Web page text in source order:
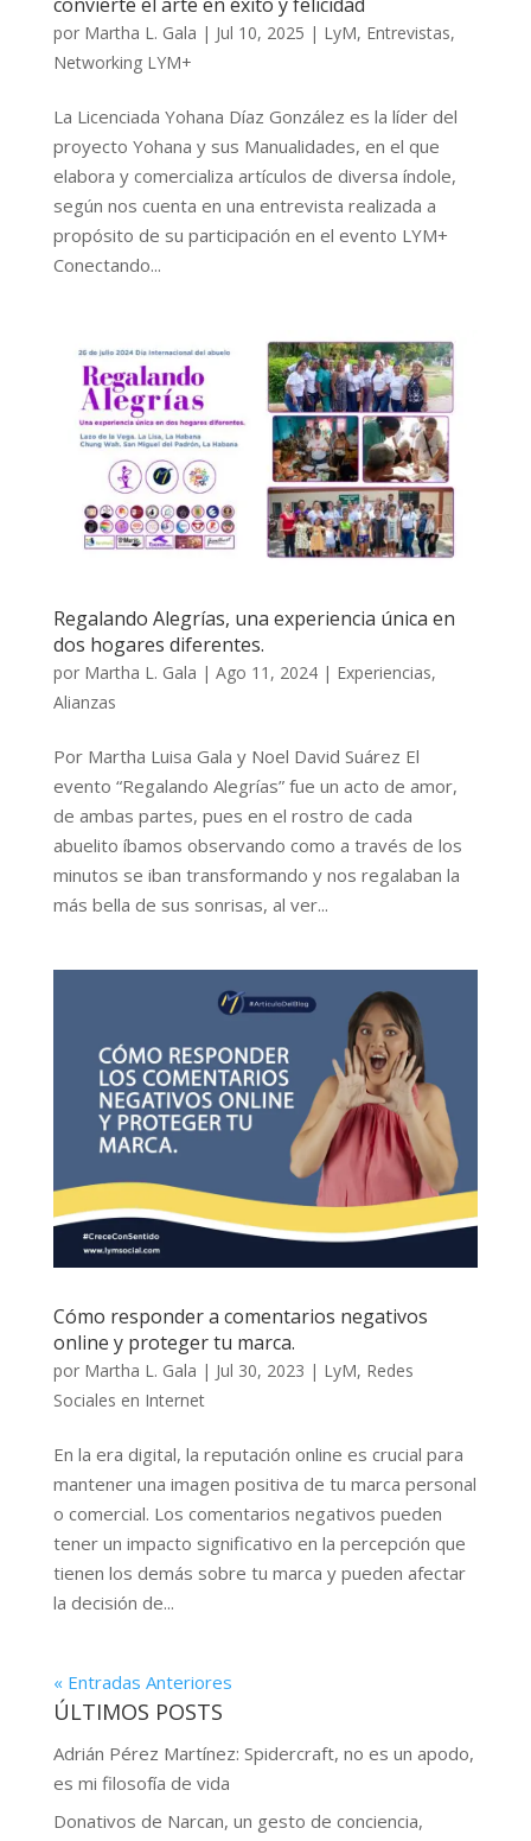
por Martha L. Gala | Jul 10, 2025 | LyM, Entrevistas,
Networking LYM+
La Licenciada Yohana Díaz González es la líder del
proyecto Yohana y sus Manualidades, en el que
elabora y comercializa artículos de diversa índole,
según nos cuenta en una entrevista realizada a
propósito de su participación en el evento LYM+
Conectando...
Regalando Alegrías, una experiencia única en
dos hogares diferentes.
por Martha L. Gala | Ago 11, 2024| Experiencias,
Alianzas
Por Martha Luisa Gala y Noel David Suárez El
evento “Regalando Alegrías” fue un acto de amor,
de ambas partes, pues en el rostro de cada
abuelito íbamos observando como a través de los
minutos se iban transformando y nos regalaban la
más bella de sus sonrisas, al ver...
Cómo responder a comentarios negativos
online y proteger tu marca.
por Martha L. Gala | Jul 30, 2023 | LyM, Redes
Sociales en Internet
En la era digital, la reputación online es crucial para
mantener una imagen positiva de tu marca personal
o comercial. Los comentarios negativos pueden
tener un impacto significativo en la percepción que
tienen los demás sobre tu marca y pueden afectar
la decisión de...
« Entradas Anteriores
ÚLTIMOS POSTS
Adrián Pérez Martínez: Spidercraft, no es un apodo,
es mi filosofía de vida
Donativos de Narcan, un gesto de conciencia,